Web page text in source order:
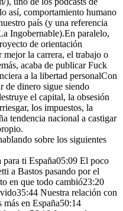
así, comportamiento humano
país (y una referencia
Ingobernable).En paralelo,
de orientación
mejor la carrera, el trabajo o
acaba de publicar Fuck
a la libertad personalCon
de dinero sigue siendo
el capital, la obsesión
los impuestos, la
tendencia nacional a castigar
sobre los siguientes
ti España05:09 El poco
a Bastos pasando por el
en que todo cambió23:20
Nuestra relación con
en España50:14